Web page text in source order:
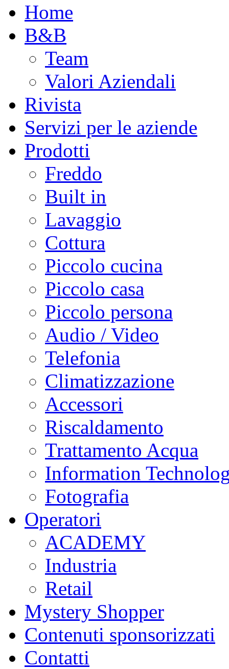
Home
B&B
Team
Valori Aziendali
Rivista
Servizi per le aziende
Prodotti
Freddo
Built in
Lavaggio
Cottura
Piccolo cucina
Piccolo casa
Piccolo persona
Audio / Video
Telefonia
Climatizzazione
Accessori
Riscaldamento
Trattamento Acqua
Information
Fotografia
Operatori
ACADEMY
Industria
Retail
Mystery Shopper
Contenuti sponsorizzati
Contatti